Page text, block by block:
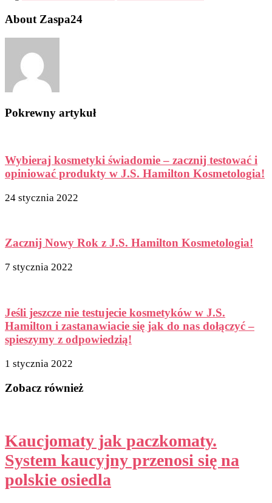
About Zaspa24
Pokrewny artykuł
Wybieraj kosmetyki świadomie – zacznij testować i
opiniować produkty w J.S. Hamilton Kosmetologia!
24 stycznia 2022
Zacznij Nowy Rok z J.S. Hamilton Kosmetologia!
7 stycznia 2022
Jeśli jeszcze nie testujecie kosmetyków w J.S.
Hamilton i zastanawiacie się jak do nas dołączyć –
spieszymy z odpowiedzią!
1 stycznia 2022
Zobacz również
Kaucjomaty jak paczkomaty.
System kaucyjny przenosi się na
polskie osiedla